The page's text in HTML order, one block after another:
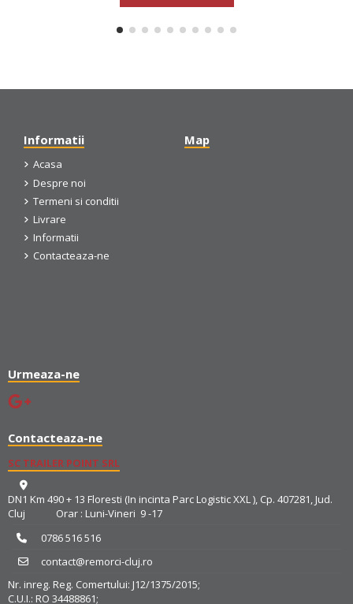
Informatii
Acasa
Despre noi
Termeni si conditii
Livrare
Informatii
Contacteaza-ne
Map
Urmeaza-ne
Contacteaza-ne
SC TRAILER POINT SRL
DN1 Km 490 + 13 Floresti (In incinta Parc Logistic XXL ), Cp. 407281, Jud.
Cluj Orar : Luni-Vineri 9 -17
0786 516 516
contact@remorci-cluj.ro
Nr. inreg. Reg. Comertului: J12/1375/2015;
C.U.I.: RO 34488861;